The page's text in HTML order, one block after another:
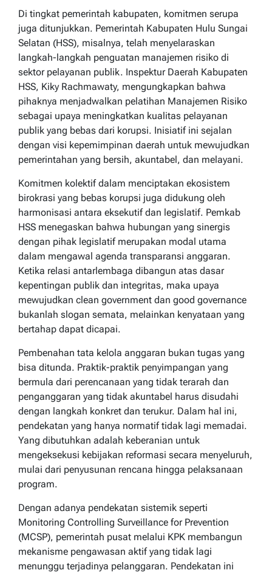
Di tingkat pemerintah kabupaten, komitmen serupa
juga ditunjukkan. Pemerintah Kabupaten Hulu Sungai
Selatan (HSS), misalnya, telah menyelaraskan
langkah-langkah penguatan manajemen risiko di
sektor pelayanan publik. Inspektur Daerah Kabupaten
HSS, Kiky Rachmawaty, mengungkapkan bahwa
pihaknya menjadwalkan pelatihan Manajemen Risiko
sebagai upaya meningkatkan kualitas pelayanan
publik yang bebas dari korupsi. Inisiatif ini sejalan
dengan visi kepemimpinan daerah untuk mewujudkan
pemerintahan yang bersih, akuntabel, dan melayani.
Komitmen kolektif dalam menciptakan ekosistem
birokrasi yang bebas korupsi juga didukung oleh
harmonisasi antara eksekutif dan legislatif. Pemkab
HSS menegaskan bahwa hubungan yang sinergis
dengan pihak legislatif merupakan modal utama
dalam mengawal agenda transparansi anggaran.
Ketika relasi antarlembaga dibangun atas dasar
kepentingan publik dan integritas, maka upaya
mewujudkan clean government dan good governance
bukanlah slogan semata, melainkan kenyataan yang
bertahap dapat dicapai.
Pembenahan tata kelola anggaran bukan tugas yang
bisa ditunda. Praktik-praktik penyimpangan yang
bermula dari perencanaan yang tidak terarah dan
penganggaran yang tidak akuntabel harus disudahi
dengan langkah konkret dan terukur. Dalam hal ini,
pendekatan yang hanya normatif tidak lagi memadai.
Yang dibutuhkan adalah keberanian untuk
mengeksekusi kebijakan reformasi secara menyeluruh,
mulai dari penyusunan rencana hingga pelaksanaan
program.
Dengan adanya pendekatan sistemik seperti
Monitoring Controlling Surveillance for Prevention
(MCSP), pemerintah pusat melalui KPK membangun
mekanisme pengawasan aktif yang tidak lagi
menunggu terjadinya pelanggaran. Pendekatan ini